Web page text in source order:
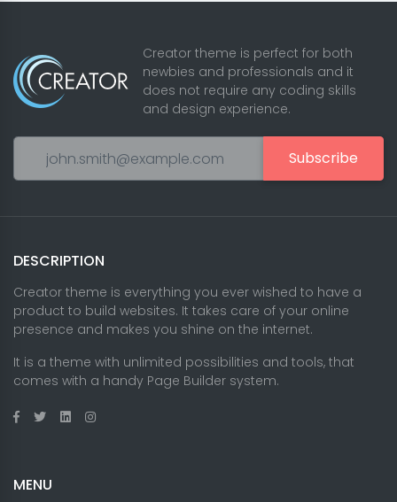
Creator theme is perfect for both
newbies and professionals and it
does not require any coding skills
and design experience.
Subscribe
DESCRIPTION
Creator theme is everything you ever wished to have a
product to build websites. It takes care of your online
presence and makes you shine on the internet.
It is a theme with unlimited possibilities and tools, that
comes with a handy Page Builder system.
MENU